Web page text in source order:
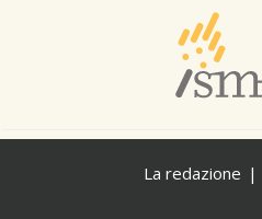
La redazione